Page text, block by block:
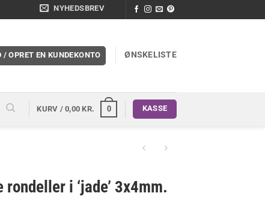
NYHEDSBREV
/ OPRET EN KUNDEKONTO ØNSKELISTE
KURV /0,00KR. 0 KASSE
i ‘jade’ 3x4mm.